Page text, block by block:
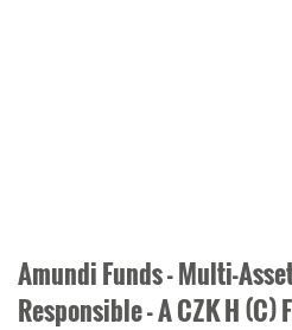
Amundi Funds - Multi-
Responsible - A CZK H (C)